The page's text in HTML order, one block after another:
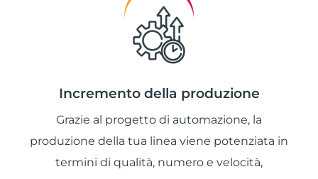
Incremento della produzione
Grazie al progetto di automazione, la
produzione della tua linea viene potenziata in
termini di qualità, numero e velocità,